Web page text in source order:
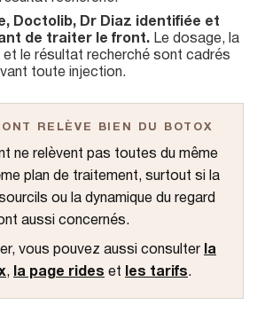
Doctolib, Dr Diaz identifiée et
de traiter le front. Le dosage, la
et le résultat recherché sont cadrés
toute injection.
RELÈVE BIEN DU BOTOX
ne relèvent pas toutes du même
plan de traitement, surtout si la
ou la dynamique du regard
aussi concernés.
vous pouvez aussi consulter
la
, la page rides et les tarifs.